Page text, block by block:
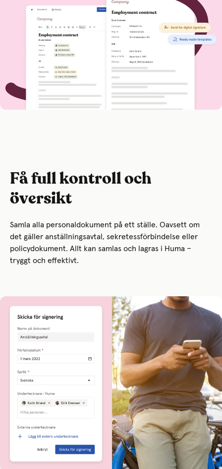
Få full kontroll och
översikt
Samla alla personaldokument på ett ställe. Oavsett om
det gäller anställningsavtal, sekretessförbindelse eller
policydokument. Allt kan samlas och lagras i Huma –
tryggt och effektivt.